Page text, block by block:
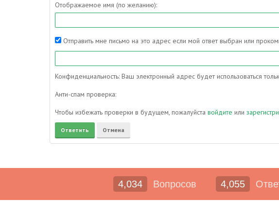
Отображаемое имя (по желанию):
Отправить мне письмо на это адрес если мой ответ выбран или
Конфиденциальность: Ваш электронный адрес будет использоваться
Анти-спам проверка:
Чтобы избежать проверки в будущем, пожалуйста войдите или
4,034 Вопросов 4,055